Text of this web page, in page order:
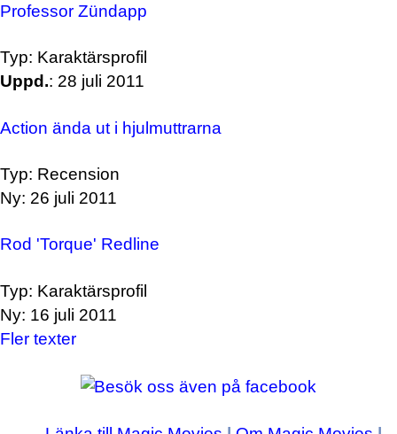
Professor Zündapp
Typ: Karaktärsprofil
Uppd.: 28 juli 2011
Action ända ut i hjulmuttrarna
Typ: Recension
Ny: 26 juli 2011
Rod 'Torque' Redline
Typ: Karaktärsprofil
Ny: 16 juli 2011
Fler texter